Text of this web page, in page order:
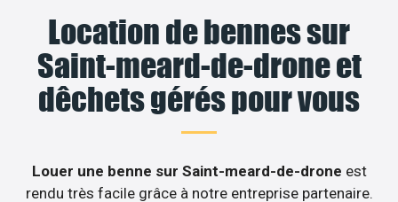
Location de bennes sur
Saint-meard-de-drone et
dêchets gérés pour vous
Louer une benne sur Saint-meard-de-drone est
rendu très facile grâce à notre entreprise partenaire.